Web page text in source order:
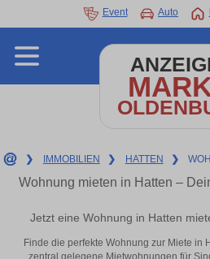
Event Auto
❯ IMMOBILIEN ❯ HATTEN ❯
Wohnung mieten in Hatten –
Jetzt eine Wohnung in Hatten
Finde die perfekte Wohnung zur Miete in
zentral gelegene Mietwohnungen für